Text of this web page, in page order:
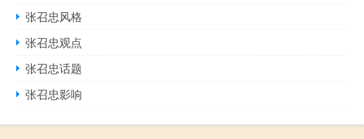
张召忠风格
张召忠观点
张召忠话题
张召忠影响